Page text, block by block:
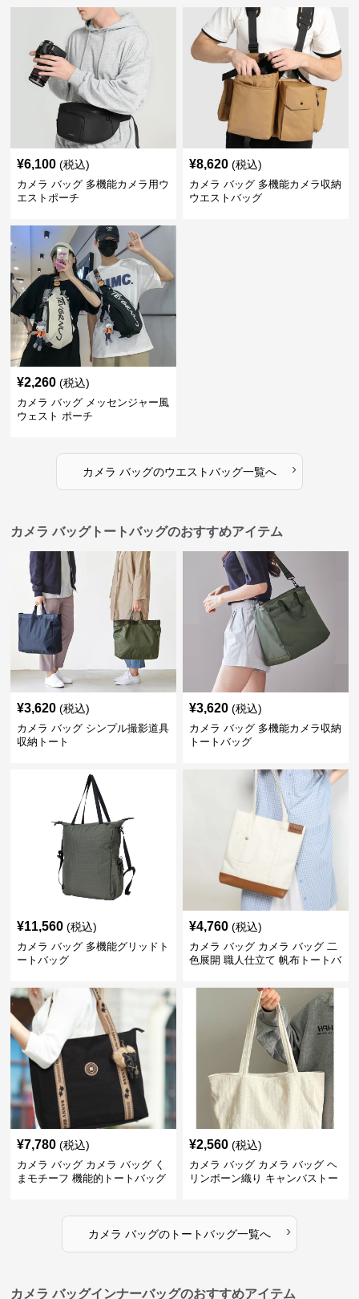
¥6,100 (税込)
カメラ バッグ 多機能カメラ用ウ
エストポーチ
¥8,620 (税込)
カメラ バッグ 多機能カメラ収納
ウエストバッグ
¥2,260 (税込)
カメラ バッグ メッセンジャー風
ウェスト ポーチ
カメラ バッグのウエストバッグ一覧へ ›
カメラ バッグトートバッグのおすすめアイテム
¥3,620 (税込)
カメラ バッグ シンプル撮影道具
収納トート
¥3,620 (税込)
カメラ バッグ 多機能カメラ収納
トートバッグ
¥11,560 (税込)
カメラ バッグ 多機能グリッドト
ートバッグ
¥4,760 (税込)
カメラ バッグ カメラ バッグ 二
色展開 職人仕立て 帆布トートバ
¥7,780 (税込)
カメラ バッグ カメラ バッグ く
まモチーフ 機能的トートバッグ
¥2,560 (税込)
カメラ バッグ カメラ バッグ ヘ
リンボーン織り キャンバストー
カメラ バッグのトートバッグ一覧へ ›
カメラ バッグインナーバッグのおすすめアイテム